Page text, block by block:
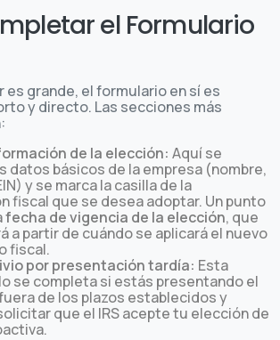
el Formulario
es grande, el formulario en sí es
y directo. Las secciones más
de la elección: Aquí se
datos básicos de la empresa (nombre,
y se marca la casilla de la
fiscal que se desea adoptar. Un punto
fecha de vigencia de la elección, que
a partir de cuándo se aplicará el nuevo
fiscal.
por presentación tardía: Esta
se completa si estás presentando el
de los plazos establecidos y
que el IRS acepte tu elección de